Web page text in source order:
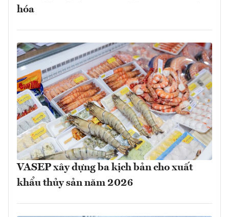
hóa
VASEP xây dựng ba kịch bản cho xuất
khẩu thủy sản năm 2026